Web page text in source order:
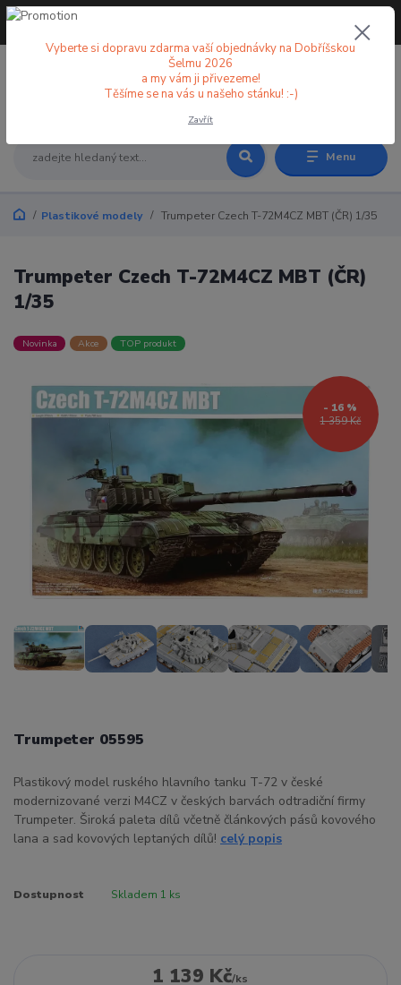
Menu
+420 773 998 582
Plastikové modely Trumpeter Czech T-72M4CZ MBT (ČR) 1/35
Trumpeter Czech T-72M4CZ MBT (ČR)
1/35
Novinka Akce TOP produkt
1 359 Kč
- 16 %
Trumpeter 05595
Plastikový model ruského hlavního tanku T-72 v české
modernizované verzi M4CZ v českých barvách odtradiční firmy
Trumpeter. Široká paleta dílů včetně článkových pásů kovového
lana a sad kovových leptaných dílů! celý popis
Dostupnost Skladem 1 ks
1 139 Kč/ks
Vyberte si dopravu zdarma vaší objednávky na Dobříšskou
Šelmu 2026
a my vám ji přivezeme!
Těšíme se na vás u našeho stánku! :-)
Zavřít